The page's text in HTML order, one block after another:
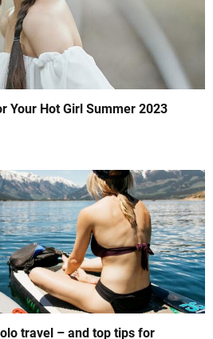
Your Hot Girl Summer 2023
travel – and top tips for